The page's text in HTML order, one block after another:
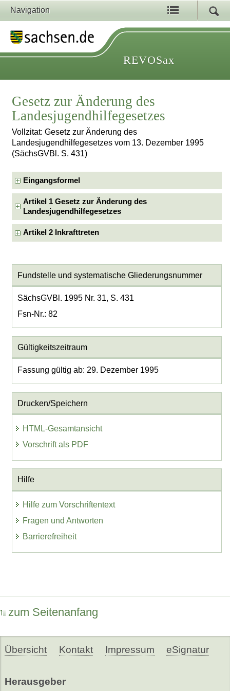
Navigation
REVOSax
Gesetz zur Änderung des
Landesjugendhilfegesetzes
Vollzitat: Gesetz zur Änderung des
Landesjugendhilfegesetzes vom 13. Dezember 1995
(SächsGVBl. S. 431)
Eingangsformel
Artikel 1 Gesetz zur Änderung des
Landesjugendhilfegesetzes
Artikel 2 Inkrafttreten
Fundstelle und systematische Gliederungsnummer
SächsGVBl. 1995 Nr. 31, S. 431
Fsn-Nr.: 82
Gültigkeitszeitraum
Fassung gültig ab: 29. Dezember 1995
Drucken/Speichern
HTML-Gesamtansicht
Vorschrift als PDF
Hilfe
Hilfe zum Vorschriftentext
Fragen und Antworten
Barrierefreiheit
zum Seitenanfang
Übersicht Kontakt Impressum eSignatur
Herausgeber